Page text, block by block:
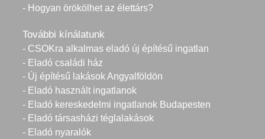
- Hogyan örökölhet az élettárs?
További kínálatunk
- CSOKra alkalmas eladó új építésű ingatlan
- Eladó családi ház
- Új építésű lakások Angyalföldön
- Eladó használt ingatlanok
- Eladó kereskedelmi ingatlanok Budapesten
- Eladó társasházi téglalakások
- Eladó nyaralók